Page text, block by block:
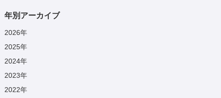
年別アーカイブ
2026年
2025年
2024年
2023年
2022年